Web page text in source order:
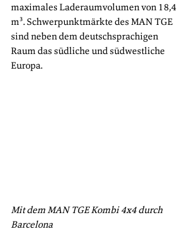
maximales Laderaumvolumen von 18,4
m³. Schwerpunktmärkte des MAN TGE
sind neben dem deutschsprachigen
Raum das südliche und südwestliche
Europa.
Mit dem MAN TGE Kombi 4x4 durch
Barcelona